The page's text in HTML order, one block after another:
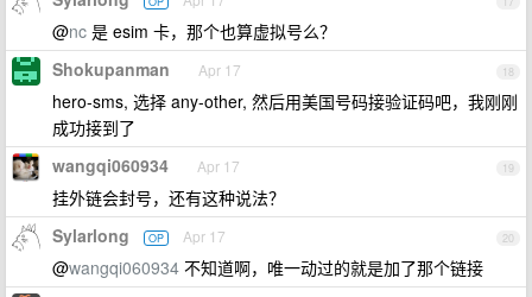
@nc 是 esim 卡，那个也算虚拟号么？
18
Shokupanman Apr 17
hero-sms, 选择 any-other, 然后用美国号码接验证码吧，我刚刚
成功接到了
19
wangqi060934 Apr 17
挂外链会封号，还有这种说法？
20
Sylarlong OP Apr 17
@wangqi060934 不知道啊，唯一动过的就是加了那个链接